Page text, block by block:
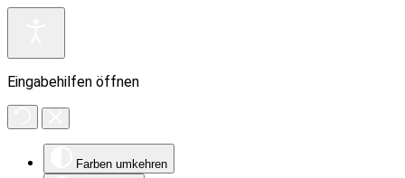
Eingabehilfen öffnen
Farben umkehren